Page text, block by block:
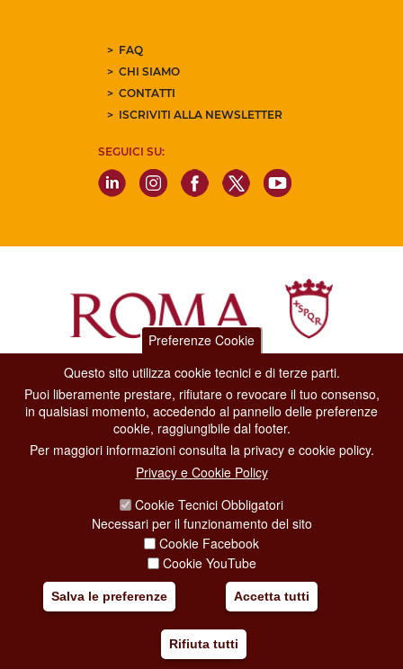
FAQ
CHI SIAMO
CONTATTI
ISCRIVITI ALLA NEWSLETTER
SEGUICI SU:
Dipartimento Grandi Eventi, Sport, Turismo e Moda.
Via di San Basilio, 51
00187 Roma
CONTACT CENTER TEL. 06 06 08
CONTATTA LA REDAZIONE
SOCIAL MEDIA POLICY
COPYRIGHT
Preferenze Cookie
Questo sito utilizza cookie tecnici e di terze parti.
Puoi liberamente prestare, rifiutare o revocare il tuo consenso,
in qualsiasi momento, accedendo al pannello delle preferenze
cookie, raggiungibile dal footer.
Per maggiori informazioni consulta la privacy e cookie policy.
Privacy e Cookie Policy
Cookie Tecnici Obbligatori
Necessari per il funzionamento del sito
Cookie Facebook
Cookie YouTube
Salva le preferenze Accetta tutti
Rifiuta tutti